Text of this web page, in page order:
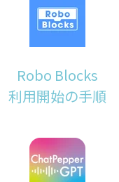
Robo Blocks
利用開始の手順